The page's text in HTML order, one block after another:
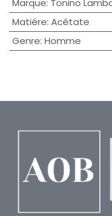
Marque: Tonino
Matiére: Acétate
Genre: Homme